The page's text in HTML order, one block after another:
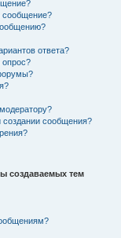
сообщение?
ответа?
опрос?
создании сообщения?
создаваемых тем